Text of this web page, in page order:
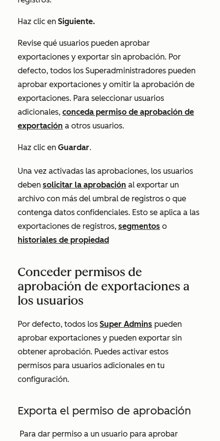
Haz clic en Siguiente.
Revise qué usuarios pueden aprobar
exportaciones y exportar sin aprobación. Por
defecto, todos los Superadministradores pueden
aprobar exportaciones y omitir la aprobación de
exportaciones. Para seleccionar usuarios
adicionales, conceda permiso de aprobación de
exportación a otros usuarios.
Haz clic en Guardar.
Una vez activadas las aprobaciones, los usuarios
deben solicitar la aprobación al exportar un
archivo con más del umbral de registros o que
contenga datos confidenciales. Esto se aplica a las
exportaciones de registros, segmentos o
historiales de propiedad
Conceder permisos de
aprobación de exportaciones a
los usuarios
Por defecto, todos los Super Admins pueden
aprobar exportaciones y pueden exportar sin
obtener aprobación. Puedes activar estos
permisos para usuarios adicionales en tu
configuración.
Exporta el permiso de aprobación
Para dar permiso a un usuario para aprobar